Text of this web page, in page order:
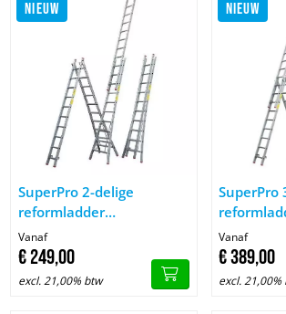
NIEUW
Image SuperPro 2-delige reformladder
SuperPro 2-delige
reformladder
geanodiseerd
Vanaf
€249,00
excl. 21,00% btw
NIEUW
Image
SuperPro
Vanaf
€389,00
excl. 21,00%